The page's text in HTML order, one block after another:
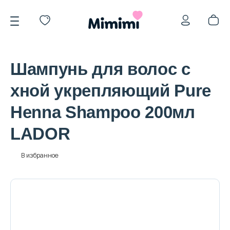
*OVERSTOCK -30%
Уход за лицом
Шампунь для волос с
хной укрепляющий Pure
Henna Shampoo 200мл
LADOR
В избранное